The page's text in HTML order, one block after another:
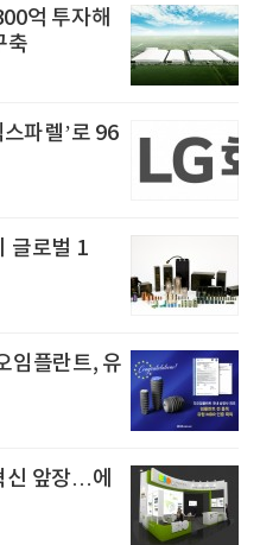
억 투자해
축
파렐’로 96
글로벌 1
임플란트, 유
신 앞장…에